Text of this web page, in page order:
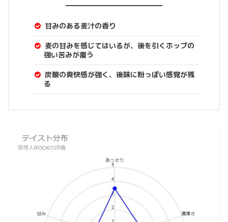
甘みのある麦汁の香り
麦の甘みを感じてはいるが、後を引くホップの
強い苦みが覆う
炭酸の爽快感が強く、後味に粉っぽい感覚が残
る